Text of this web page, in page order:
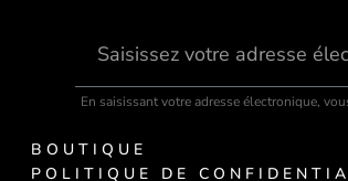
En saisissant votre adresse électronique,
BOUTIQUE
POLITIQUE DE